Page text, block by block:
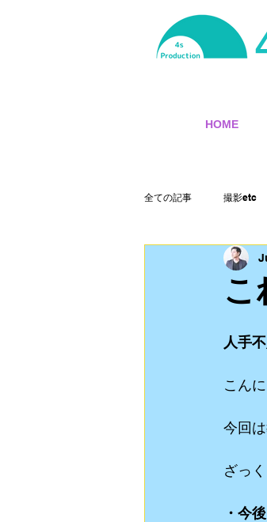
HOME
全ての記事 撮影etc
食
こ
人手
こん
今回
ざっ
・今